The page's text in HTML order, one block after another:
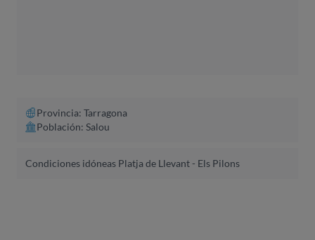
Provincia: Tarragona
Población: Salou
Condiciones idóneas Platja de Llevant - Els Pilons